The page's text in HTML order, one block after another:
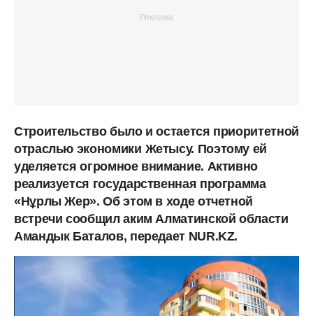
Строительство было и остается приоритетной
отраслью экономики Жетысу. Поэтому ей
уделяется огромное внимание. Активно
реализуется государственная программа
«Нұрлы Жер». Об этом в ходе отчетной
встречи сообщил аким Алматинской области
Амандык Баталов, передает NUR.KZ.